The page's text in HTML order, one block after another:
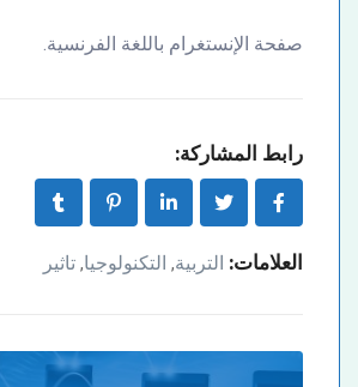
صفحة الإنستغرام باللغة الفرنسية.
رابط المشاركة:
العلامات: التربية, التكنولوجيا, تاثير